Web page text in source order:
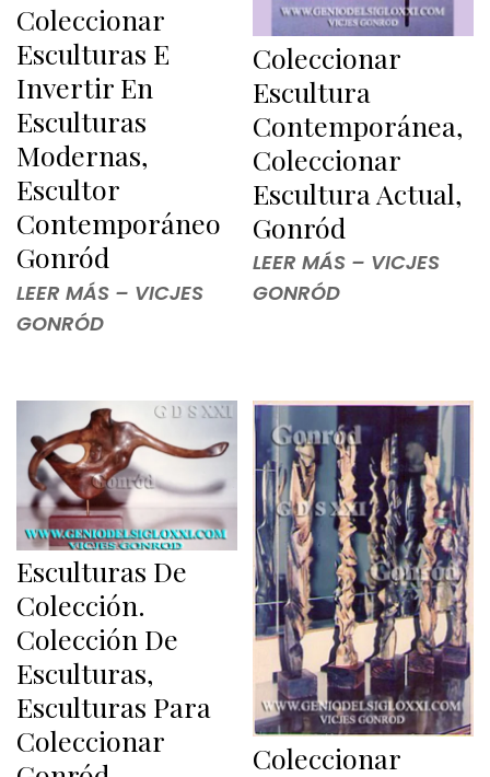
Coleccionar
Esculturas E
Invertir En
Esculturas
Modernas,
Escultor
Contemporáneo
Gonród
LEER MÁS – VICJES
GONRÓD
Coleccionar
Escultura
Contemporánea,
Coleccionar
Escultura Actual,
Gonród
LEER MÁS – VICJES
GONRÓD
Esculturas De
Colección.
Colección De
Esculturas,
Esculturas Para
Coleccionar
Coleccionar